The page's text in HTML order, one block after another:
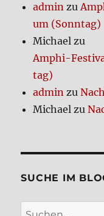
admin zu
um (Sonn­tag)
Michael zu
Amphi-
tag)
admin zu
Michael zu
SUCHE IM
Suchen